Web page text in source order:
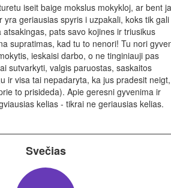
iseit baige mokslus mokykloj, ar bent
yra geriausias spyris i uzpakali, koks tik gali
pats savo kojines ir triusikus
supratimas, kad tu to nenori! Tu nori
ieskaisi darbo, o ne tinginiauji pas
sutvarkyti, valgis paruostas, saskaitos
ir visa tai nepadaryta, ka jus pradesit neigt,
to prisideda). Apie geresni gyvenima ir
kelias - tikrai ne geriausias kelias.
Svečias